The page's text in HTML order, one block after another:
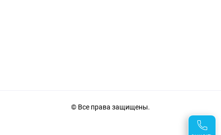
© Все права защищены.